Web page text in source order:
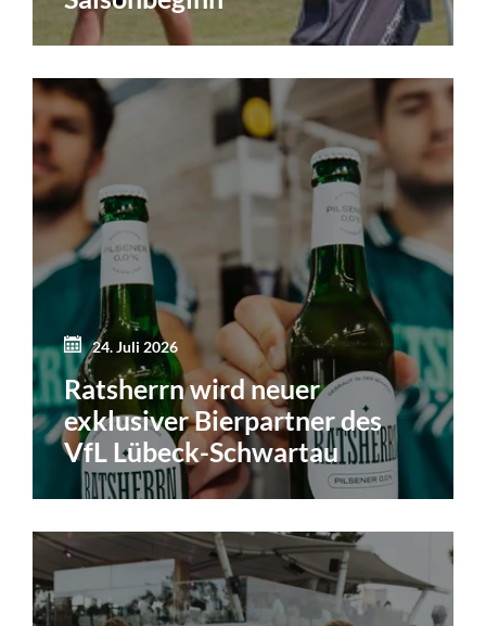
24. Juli 2026
Ratsherrn wird neuer
exklusiver Bierpartner des
VfL Lübeck-Schwartau